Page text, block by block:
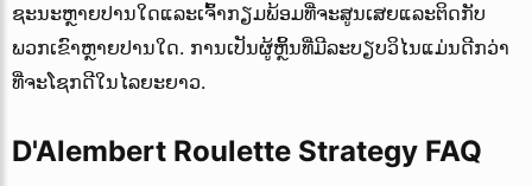
ຊະນະຫຼາຍປານໃດແລະເຈົ້າກຽມພ້ອມທີ່ຈະສູນເສຍແລະຕິດກັບ
ພວກເຂົາຫຼາຍປານໃດ. ການເປັນຜູ້ຫຼິ້ນທີ່ມີລະບຽບວິໄນແມ່ນດີກວ່າ
ທີ່ຈະໂຊກດີໃນໄລຍະຍາວ.
D'Alembert Roulette Strategy FAQ